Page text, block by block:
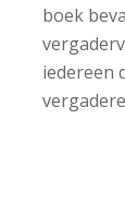
boek
iedereen